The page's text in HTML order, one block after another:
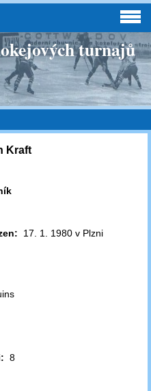
turnajů
Kraft
17. 1. 1980 v Plzni
8